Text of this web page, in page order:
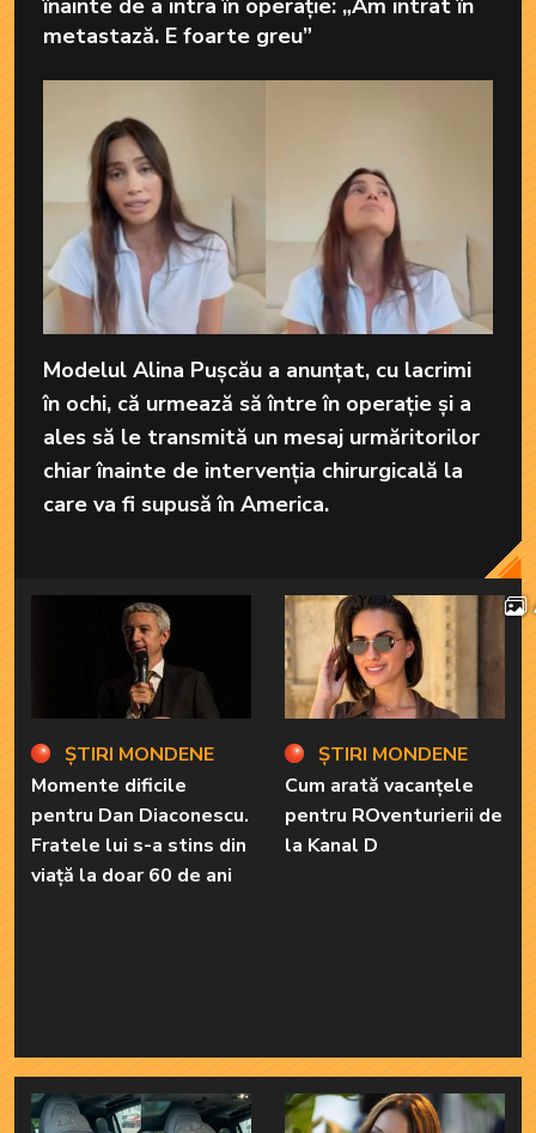
înainte de a intra în operație: „Am intrat în
metastază. E foarte greu”
Modelul Alina Pușcău a anunțat, cu lacrimi
în ochi, că urmează să între în operație și a
ales să le transmită un mesaj urmăritorilor
chiar înainte de intervenția chirurgicală la
care va fi supusă în America.
ȘTIRI MONDENE
Momente dificile
pentru Dan Diaconescu.
Fratele lui s-a stins din
viață la doar 60 de ani
ȘTIRI MONDENE
Cum arată vacanțele
pentru ROventurierii de
la Kanal D